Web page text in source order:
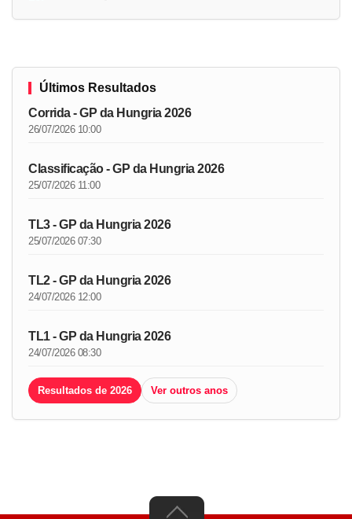
Últimos Resultados
Corrida - GP da Hungria 2026
26/07/2026 10:00
Classificação - GP da Hungria 2026
25/07/2026 11:00
TL3 - GP da Hungria 2026
25/07/2026 07:30
TL2 - GP da Hungria 2026
24/07/2026 12:00
TL1 - GP da Hungria 2026
24/07/2026 08:30
Resultados de 2026 Ver outros anos